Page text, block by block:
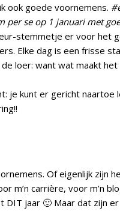
ook goede voornemens.
per se op 1 januari met
stemmetje er voor het
Elke dag is een frisse
loer: want wat maakt
je kunt er gericht
Of eigenlijk zijn
m’n carrière, voor m’n
DIT jaar 🙂 Maar dat zijn